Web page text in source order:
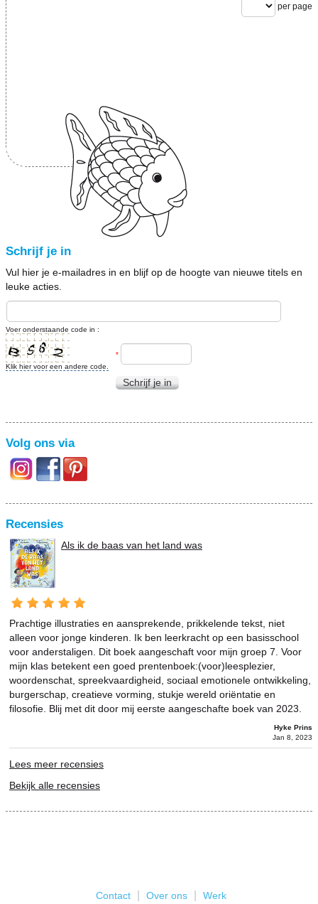
per page
Schrijf je in
Vul hier je e-mailadres in en blijf op de hoogte van nieuwe titels en
leuke acties.
Voer onderstaande code in :
Klik hier voor een andere code.
*
Schrijf je in
Volg ons via
Recensies
Als ik de baas van het land was
Prachtige illustraties en aansprekende, prikkelende tekst, niet
alleen voor jonge kinderen. Ik ben leerkracht op een basisschool
voor anderstaligen. Dit boek aangeschaft voor mijn groep 7. Voor
mijn klas betekent een goed prentenboek:(voor)leesplezier,
woordenschat, spreekvaardigheid, sociaal emotionele ontwikkeling,
burgerschap, creatieve vorming, stukje wereld oriëntatie en
filosofie. Blij met dit door mij eerste aangeschafte boek van 2023.
Hyke Prins
Jan 8, 2023
Lees meer recensies
Bekijk alle recensies
Contact Over ons Werk